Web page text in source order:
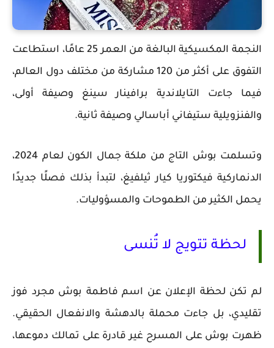
النجمة المكسيكية البالغة من العمر 25 عامًا، استطاعت
التفوق على أكثر من 120 مشاركة من مختلف دول العالم،
فيما جاءت التايلاندية برافينار سينغ وصيفة أولى،
والفنزويلية ستيفاني أباسالي وصيفة ثانية.
وتسلمت بوش التاج من ملكة جمال الكون لعام 2024،
الدنماركية فيكتوريا كيار ثيلفيغ، لتبدأ بذلك فصلًا جديدًا
يحمل الكثير من الطموحات والمسؤوليات.
لحظة تتويج لا تُنسى
لم تكن لحظة الإعلان عن اسم فاطمة بوش مجرد فوز
تقليدي، بل جاءت محملة بالدهشة والانفعال الحقيقي.
ظهرت بوش على المسرح غير قادرة على تمالك دموعها،